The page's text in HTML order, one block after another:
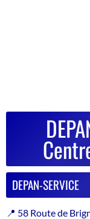
DEPAN-SERVICE
📍 58 Route de